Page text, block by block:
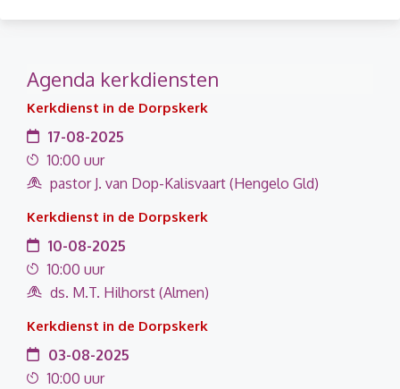
Agenda kerkdiensten
Kerkdienst in de Dorpskerk
17-08-2025
10:00 uur
pastor J. van Dop-Kalisvaart (Hengelo Gld)
Kerkdienst in de Dorpskerk
10-08-2025
10:00 uur
ds. M.T. Hilhorst (Almen)
Kerkdienst in de Dorpskerk
03-08-2025
10:00 uur